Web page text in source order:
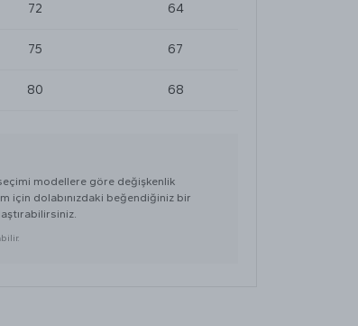
72 64
75 67
80 68
modellere göre değişkenlik
için dolabınızdaki beğendiğiniz bir